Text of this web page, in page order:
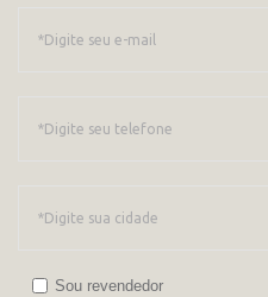
Sou revendedor